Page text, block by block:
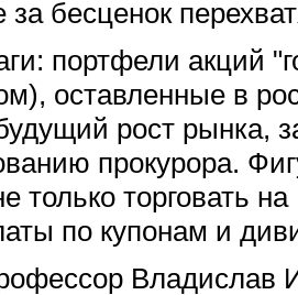
за бесценок
портфели акций
оставленные в
рост рынка,
прокурора.
только торговать
по купонам и
Владислав